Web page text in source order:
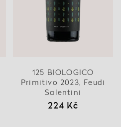
125 BIOLOGICO
Primitivo 2023, Feudi
Salentini
224 Kč